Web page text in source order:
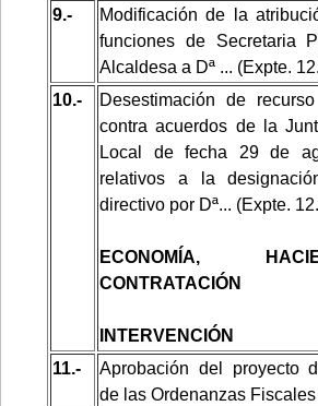
9.-
Modificación de la
funciones de Secretaria
Alcaldesa a Dª ... (Expte.
10.-
Desestimación de
contra acuerdos de la
Local de fecha 29 de
relativos a la
directivo por Dª... (Expte.
ECONOMÍA,
CONTRATACIÓN
INTERVENCIÓN
11.-
Aprobación del proyecto
de las Ordenanzas